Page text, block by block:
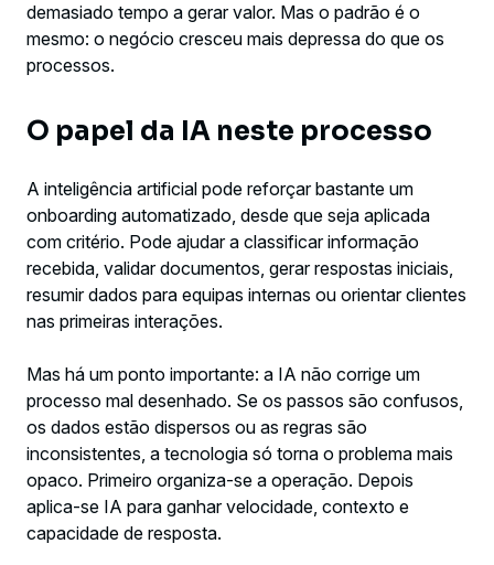
demasiado tempo a gerar valor. Mas o padrão é o
mesmo: o negócio cresceu mais depressa do que os
processos.
O papel da IA neste processo
A inteligência artificial pode reforçar bastante um
onboarding automatizado, desde que seja aplicada
com critério. Pode ajudar a classificar informação
recebida, validar documentos, gerar respostas iniciais,
resumir dados para equipas internas ou orientar clientes
nas primeiras interações.
Mas há um ponto importante: a IA não corrige um
processo mal desenhado. Se os passos são confusos,
os dados estão dispersos ou as regras são
inconsistentes, a tecnologia só torna o problema mais
opaco. Primeiro organiza-se a operação. Depois
aplica-se IA para ganhar velocidade, contexto e
capacidade de resposta.